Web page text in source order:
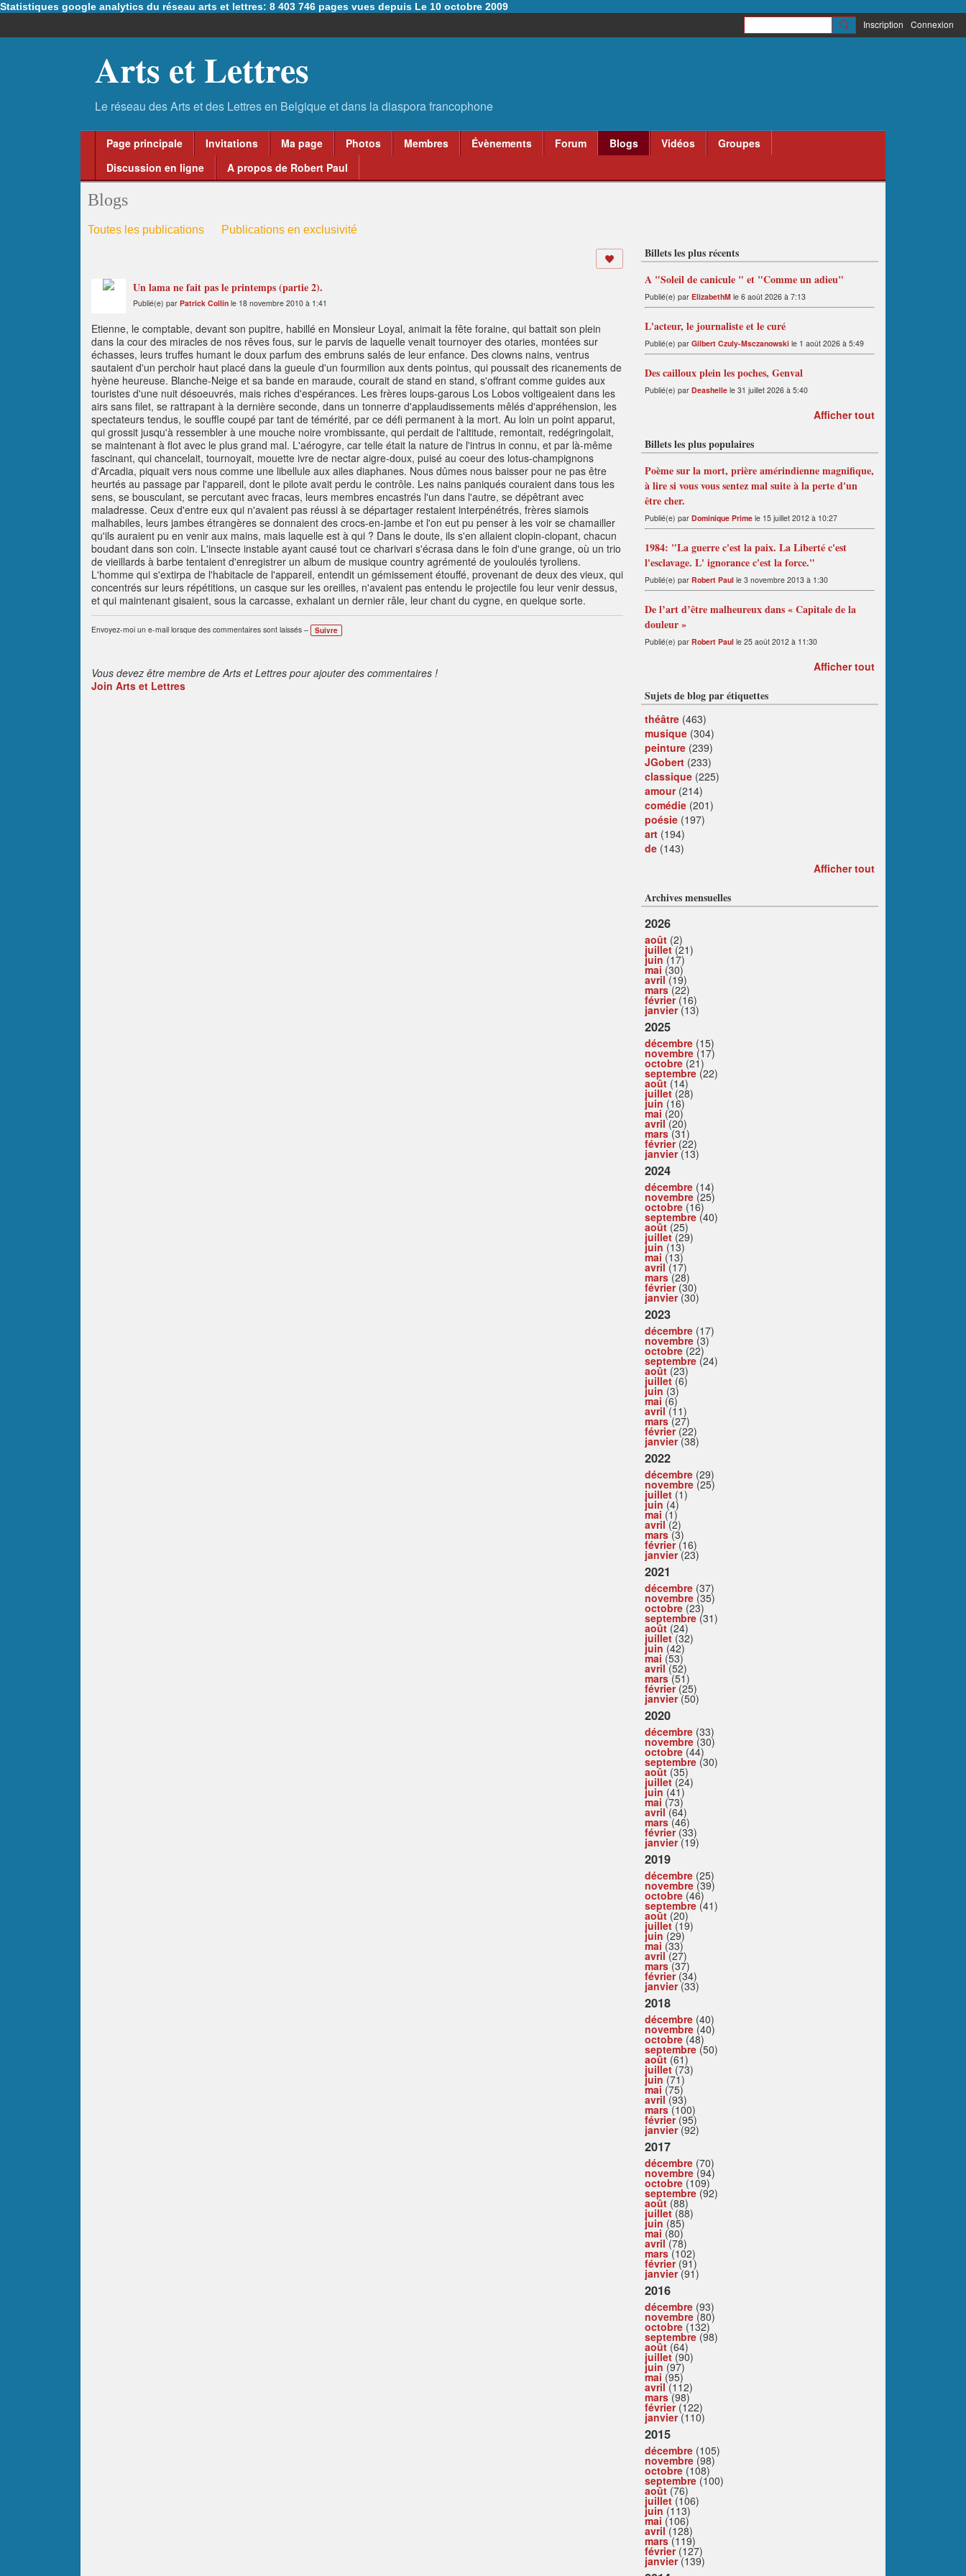
Statistiques google analytics du réseau arts et lettres: 8 403 746 pages vues depuis Le 10 octobre 2009
Inscription Connexion
Arts et Lettres
Page principale Invitations Ma page Photos Membres Évènements Forum Blogs Vidéos
Groupes
Discussion en ligne
A propos de Robert Paul
Blogs
Toutes les publications Publications en exclusivité
Un lama ne fait pas le printemps (partie 2).
Publié(e) par Patrick Collin le 18 novembre 2010 à 1:41
Etienne, le comptable, devant son pupitre, habillé en Monsieur Loyal, animait la fête foraine, qui battait son plein
dans la cour des miracles de nos rêves fous, sur le parvis de laquelle venait tournoyer des otaries, montées sur
échasses, leurs truffes humant le doux parfum des embruns salés de leur enfance. Des clowns nains, ventrus
sautaient d'un perchoir haut placé dans la gueule d'un fourmilion aux dents pointus, qui poussait des ricanements de
hyène heureuse. Blanche-Neige et sa bande en maraude, courait de stand en stand, s'offrant comme guides aux
touristes d'une nuit désoeuvrés, mais riches d'espérances. Les frères loups-garous Los Lobos voltigeaient dans les
airs sans filet, se rattrapant à la dernière seconde, dans un tonnerre d'applaudissements mêlés d'appréhension, les
spectateurs tendus, le souffle coupé par tant de témérité, par ce défi permanent à la mort. Au loin un point apparut,
qui grossit jusqu'à ressembler à une mouche noire vrombissante, qui perdait de l'altitude, remontait, redégringolait,
se maintenant à flot avec le plus grand mal. L'aérogyre, car telle était la nature de l'intrus in connu, et par là-même
fascinant, qui chancelait, tournoyait, mouette ivre de nectar aigre-doux, puisé au coeur des lotus-champignons
d'Arcadia, piquait vers nous comme une libellule aux ailes diaphanes. Nous dûmes nous baisser pour ne pas être
heurtés au passage par l'appareil, dont le pilote avait perdu le contrôle. Les nains paniqués couraient dans tous les
sens, se bousculant, se percutant avec fracas, leurs membres encastrés l'un dans l'autre, se dépêtrant avec
maladresse. Ceux d'entre eux qui n'avaient pas réussi à se départager restaient interpénétrés, frères siamois
malhabiles, leurs jambes étrangères se donnaient des crocs-en-jambe et l'on eut pu penser à les voir se chamailler
qu'ils auraient pu en venir aux mains, mais laquelle est à qui ? Dans le doute, ils s'en allaient clopin-clopant, chacun
boudant dans son coin. L'insecte instable ayant causé tout ce charivari s'écrasa dans le foin d'une grange, où un trio
de vieillards à barbe tentaient d'enregistrer un album de musique country agrémenté de youloulés tyroliens.
L'homme qui s'extirpa de l'habitacle de l'appareil, entendit un gémissement étouffé, provenant de deux des vieux, qui
concentrés sur leurs répétitions, un casque sur les oreilles, n'avaient pas entendu le projectile fou leur venir dessus,
et qui maintenant gisaient, sous la carcasse, exhalant un dernier râle, leur chant du cygne, en quelque sorte.
Envoyez-moi un e-mail lorsque des commentaires sont laissés – Suivre
Vous devez être membre de Arts et Lettres pour ajouter des commentaires !
Join Arts et Lettres
Billets les plus récents
A "Soleil de canicule " et "Comme un adieu"
Publié(e) par ElizabethM le 6 août 2026 à 7:13
L'acteur, le journaliste et le curé
Publié(e) par Gilbert Czuly-Msczanowski le 1 août 2026 à 5:49
Des cailloux plein les poches, Genval
Publié(e) par Deashelle le 31 juillet 2026 à 5:40
Afficher tout
Billets les plus populaires
Poème sur la mort, prière amérindienne magnifique,
à lire si vous vous sentez mal suite à la perte d'un
être cher.
Publié(e) par Dominique Prime le 15 juillet 2012 à 10:27
1984: "La guerre c'est la paix. La Liberté c'est
l'esclavage. L' ignorance c'est la force."
Publié(e) par Robert Paul le 3 novembre 2013 à 1:30
De l’art d’être malheureux dans « Capitale de la
douleur »
Publié(e) par Robert Paul le 25 août 2012 à 11:30
Afficher tout
Sujets de blog par étiquettes
théâtre (463)
musique (304)
peinture (239)
JGobert (233)
classique (225)
amour(214)
comédie (201)
poésie (197)
art (194)
de (143)
Afficher tout
Archives mensuelles
2026
août (2)
juillet(21)
juin (17)
mai (30)
avril(19)
mars(22)
février(16)
janvier(13)
2025
décembre (15)
novembre (17)
octobre (21)
septembre (22)
août (14)
juillet(28)
juin (16)
mai (20)
avril(20)
mars(31)
février(22)
janvier(13)
2024
décembre (14)
novembre (25)
octobre (16)
septembre (40)
août (25)
juillet(29)
juin (13)
mai (13)
avril(17)
mars(28)
février(30)
janvier(30)
2023
décembre (17)
novembre (3)
octobre (22)
septembre (24)
août (23)
juillet(6)
juin (3)
mai (6)
avril(11)
mars(27)
février(22)
janvier(38)
2022
décembre (29)
novembre (25)
juillet (1)
juin (4)
mai (1)
avril(2)
mars(3)
février(16)
janvier(23)
2021
décembre (37)
novembre (35)
octobre (23)
septembre (31)
août (24)
juillet(32)
juin (42)
mai (53)
avril(52)
mars(51)
février(25)
janvier(50)
2020
décembre (33)
novembre (30)
octobre (44)
septembre (30)
août (35)
juillet(24)
juin (41)
mai (73)
avril(64)
mars(46)
février(33)
janvier(19)
2019
décembre (25)
novembre (39)
octobre (46)
septembre (41)
août (20)
juillet(19)
juin (29)
mai (33)
avril(27)
mars(37)
février(34)
janvier(33)
2018
décembre (40)
novembre (40)
octobre (48)
septembre (50)
août (61)
juillet(73)
juin (71)
mai (75)
avril(93)
mars(100)
février(95)
janvier(92)
2017
décembre (70)
novembre (94)
octobre (109)
septembre (92)
août (88)
juillet(88)
juin (85)
mai (80)
avril(78)
mars(102)
février(91)
janvier(91)
2016
décembre (93)
novembre (80)
octobre (132)
septembre (98)
août (64)
juillet(90)
juin (97)
mai (95)
avril(112)
mars(98)
février(122)
janvier(110)
2015
décembre (105)
novembre (98)
octobre (108)
septembre (100)
août (76)
juillet(106)
juin (113)
mai (106)
avril(128)
mars(119)
février(127)
janvier(139)